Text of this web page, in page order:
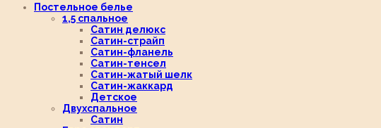
Постельное белье
1,5 спальное
Сатин делюкс
Сатин-страйп
Сатин-фланель
Сатин-тенсел
Сатин-жатый шелк
Сатин-жаккард
Детское
Двухспальное
Сатин